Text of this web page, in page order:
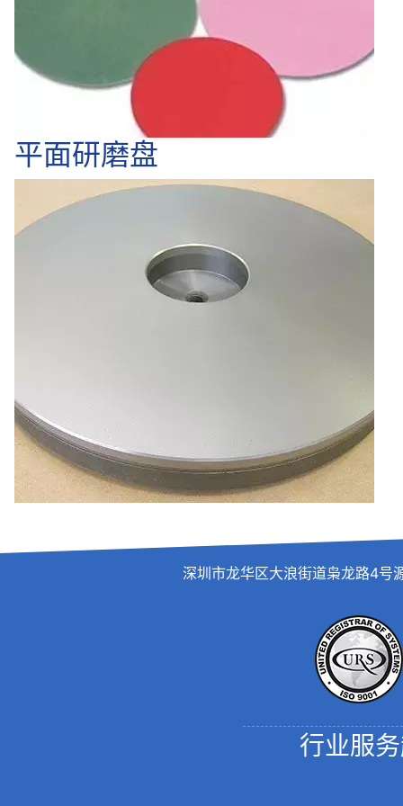
平面研磨盘
深圳市龙华区大浪街道枭龙路4
行业服